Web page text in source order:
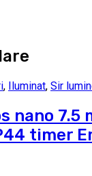
, Iluminat, Sir
nano 7.5
timer